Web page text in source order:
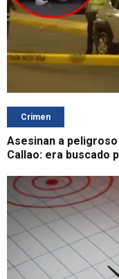
Crimen
Asesinan a
Callao: era buscado